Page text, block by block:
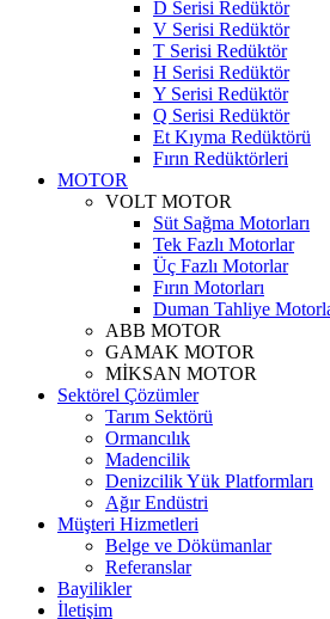
D Serisi Redüktör
V Serisi Redüktör
T Serisi Redüktör
H Serisi Redüktör
Y Serisi Redüktör
Q Serisi Redüktör
Et Kıyma Redüktörü
Fırın Redüktörleri
MOTOR
VOLT MOTOR
Süt Sağma Motorları
Tek Fazlı Motorlar
Üç Fazlı Motorlar
Fırın Motorları
Duman Tahliye
ABB MOTOR
GAMAK MOTOR
MİKSAN MOTOR
Sektörel Çözümler
Tarım Sektörü
Ormancılık
Madencilik
Denizcilik Yük Platformları
Ağır Endüstri
Müşteri Hizmetleri
Belge ve Dökümanlar
Referanslar
Bayilikler
İletişim